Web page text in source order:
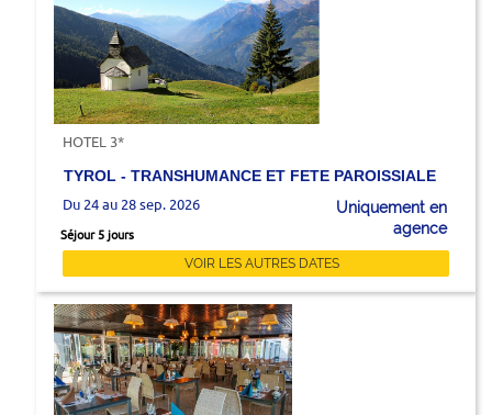
HOTEL 3*
TYROL - TRANSHUMANCE ET FETE PAROISSIALE
Du 24 au 28 sep. 2026
Séjour 5 jours
Uniquement en
agence
VOIR LES AUTRES DATES